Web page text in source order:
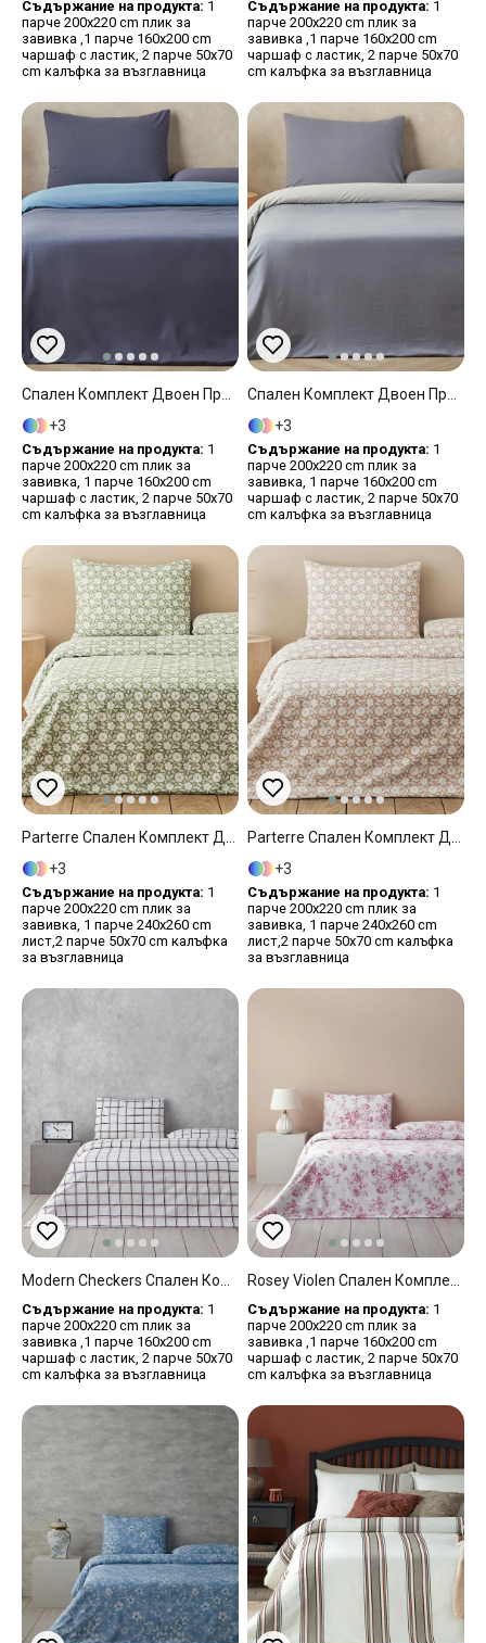
Съдържание на продукта: 1
парче 200x220 cm плик за
завивка ,1 парче 160x200 cm
чаршаф с ластик, 2 парче 50x70
cm калъфка за възглавница
Съдържание на продукта: 1
парче 200x220 cm плик за
завивка ,1 парче 160x200 cm
чаршаф с ластик, 2 парче 50x70
cm калъфка за възглавница
3
Съдържание на продукта: 1
парче 200x220 cm плик за
завивка, 1 парче 160x200 cm
чаршаф с ластик, 2 парче 50x70
cm калъфка за възглавница
3
Съдържание на продукта: 1
парче 200x220 cm плик за
завивка, 1 парче 160x200 cm
чаршаф с ластик, 2 парче 50x70
cm калъфка за възглавница
3
Съдържание на продукта: 1
парче 200x220 cm плик за
завивка, 1 парче 240x260 cm
лист,2 парче 50x70 cm калъфка
за възглавница
3
Съдържание на продукта: 1
парче 200x220 cm плик за
завивка, 1 парче 240x260 cm
лист,2 парче 50x70 cm калъфка
за възглавница
Съдържание на продукта: 1
парче 200x220 cm плик за
завивка ,1 парче 160x200 cm
чаршаф с ластик, 2 парче 50x70
cm калъфка за възглавница
Съдържание на продукта: 1
парче 200x220 cm плик за
завивка ,1 парче 160x200 cm
чаршаф с ластик, 2 парче 50x70
cm калъфка за възглавница